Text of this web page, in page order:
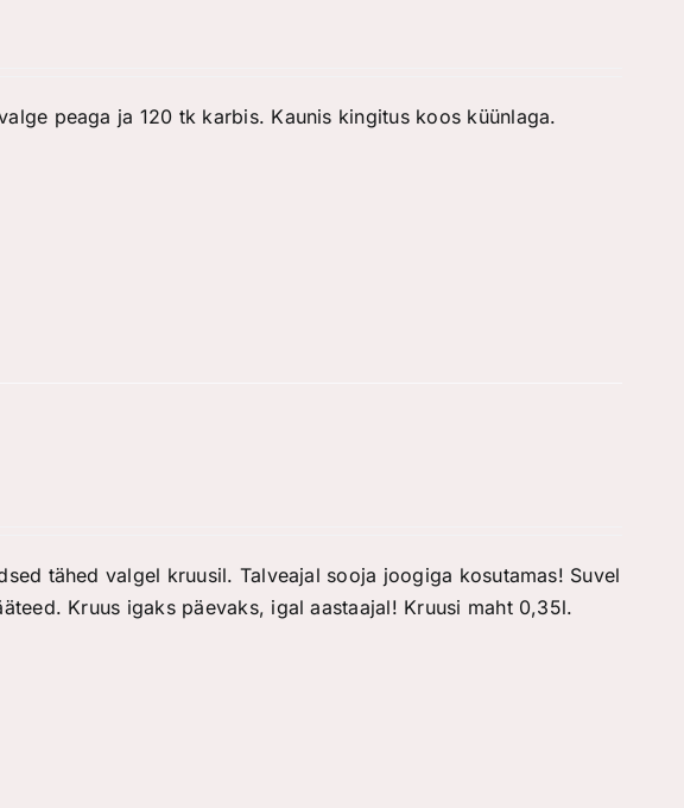
peaga ja 120 tk karbis. Kaunis kingitus koos küünlaga.
tähed valgel kruusil. Talveajal sooja joogiga kosutamas! Suvel
Kruus igaks päevaks, igal aastaajal! Kruusi maht 0,35l.